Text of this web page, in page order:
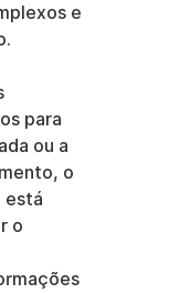
e
para
ou a
o
está
o